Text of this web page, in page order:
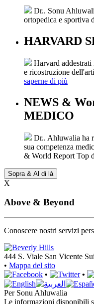
Dr.. Sonu
ortopedica e sportiva
HARVARD
Harvard
e ricostruzione
saperne di più
NEWS &
MEDICO
Dr.. Ahluwalia ha
sua competenza
& World Report Top
Sopra & Al di là
X
Above & Beyond
Conoscere nostri servizi
444 S. Viale San Vicente
• Mappa del sito
•
•
Per Sonu Ahluwalia
Le informazioni disponibili